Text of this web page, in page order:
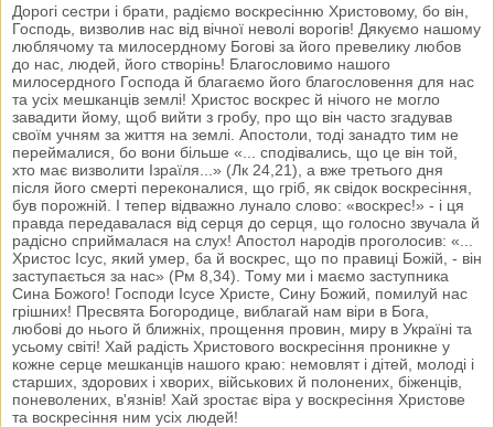
Дорогі сестри і брати, радіємо воскресінню Христовому, бо він,
Господь, визволив нас від вічної неволі ворогів! Дякуємо нашому
люблячому та милосердному Богові за його превелику любов
до нас, людей, його створінь! Благословимо нашого
милосердного Господа й благаємо його благословення для нас
та усіх мешканців землі! Христос воскрес й нічого не могло
завадити йому, щоб вийти з гробу, про що він часто згадував
своїм учням за життя на землі. Апостоли, тоді занадто тим не
переймалися, бо вони більше «... сподівались, що це він той,
хто має визволити Ізраїля...» (Лк 24,21), а вже третього дня
після його смерті переконалися, що гріб, як свідок воскресіння,
був порожній. І тепер відважно лунало слово: «воскрес!» - і ця
правда передавалася від серця до серця, що голосно звучала й
радісно сприймалася на слух! Апостол народів проголосив: «...
Христос Ісус, який умер, ба й воскрес, що по правиці Божій, - він
заступається за нас» (Рм 8,34). Тому ми і маємо заступника
Сина Божого! Господи Ісусе Христе, Сину Божий, помилуй нас
грішних! Пресвята Богородице, виблагай нам віри в Бога,
любові до нього й ближніх, прощення провин, миру в Україні та
усьому світі! Хай радість Христового воскресіння проникне у
кожне серце мешканців нашого краю: немовлят і дітей, молоді і
старших, здорових і хворих, військових й полонених, біженців,
поневолених, в'язнів! Хай зростає віра у воскресіння Христове
та воскресіння ним усіх людей!